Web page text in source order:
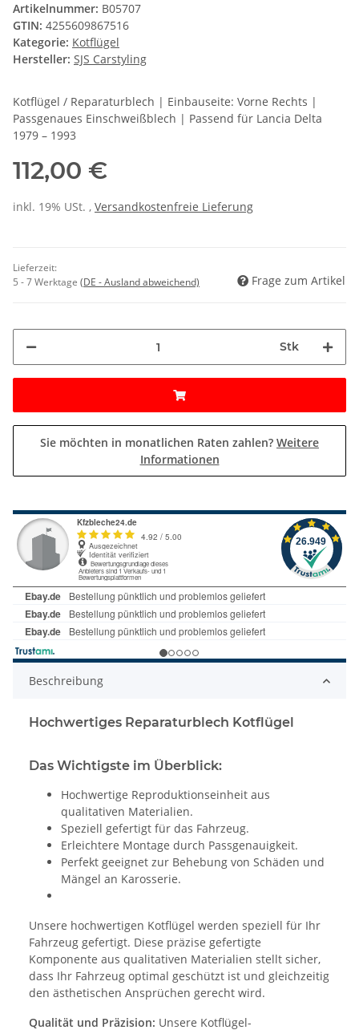
Artikelnummer: B05707
GTIN: 4255609867516
Kategorie: Kotflügel
Hersteller: SJS Carstyling
Kotflügel / Reparaturblech | Einbauseite: Vorne Rechts |
Passgenaues Einschweißblech | Passend für Lancia Delta
1979 – 1993
112,00 €
inkl. 19% USt. , Versandkostenfreie Lieferung
Lieferzeit:
5 - 7 Werktage (DE - Ausland abweichend) Frage zum Artikel
Stk
Sie möchten in monatlichen Raten zahlen? Weitere
Informationen
Beschreibung
Hochwertiges Reparaturblech Kotflügel
Das Wichtigste im Überblick:
Hochwertige Reproduktionseinheit aus
qualitativen Materialien.
Speziell gefertigt für das Fahrzeug.
Erleichtere Montage durch Passgenauigkeit.
Perfekt geeignet zur Behebung von Schäden und
Mängel an Karosserie.
Unsere hochwertigen Kotflügel werden speziell für Ihr
Fahrzeug gefertigt. Diese präzise gefertigte
Komponente aus qualitativen Materialien stellt sicher,
dass Ihr Fahrzeug optimal geschützt ist und gleichzeitig
den ästhetischen Ansprüchen gerecht wird.
Qualität und Präzision: Unsere Kotflügel-